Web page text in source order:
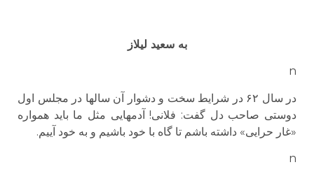
به سعید لیلاز
n
در سال ۶۲ در شرایط سخت و دشوار آن سالها در مجلس اول
دوستی صاحب دل گفت: فلانی! آدمهایی مثل ما باید همواره
«غار حرایی» داشته باشم تا گاه با خود باشیم و به خود آییم.
n